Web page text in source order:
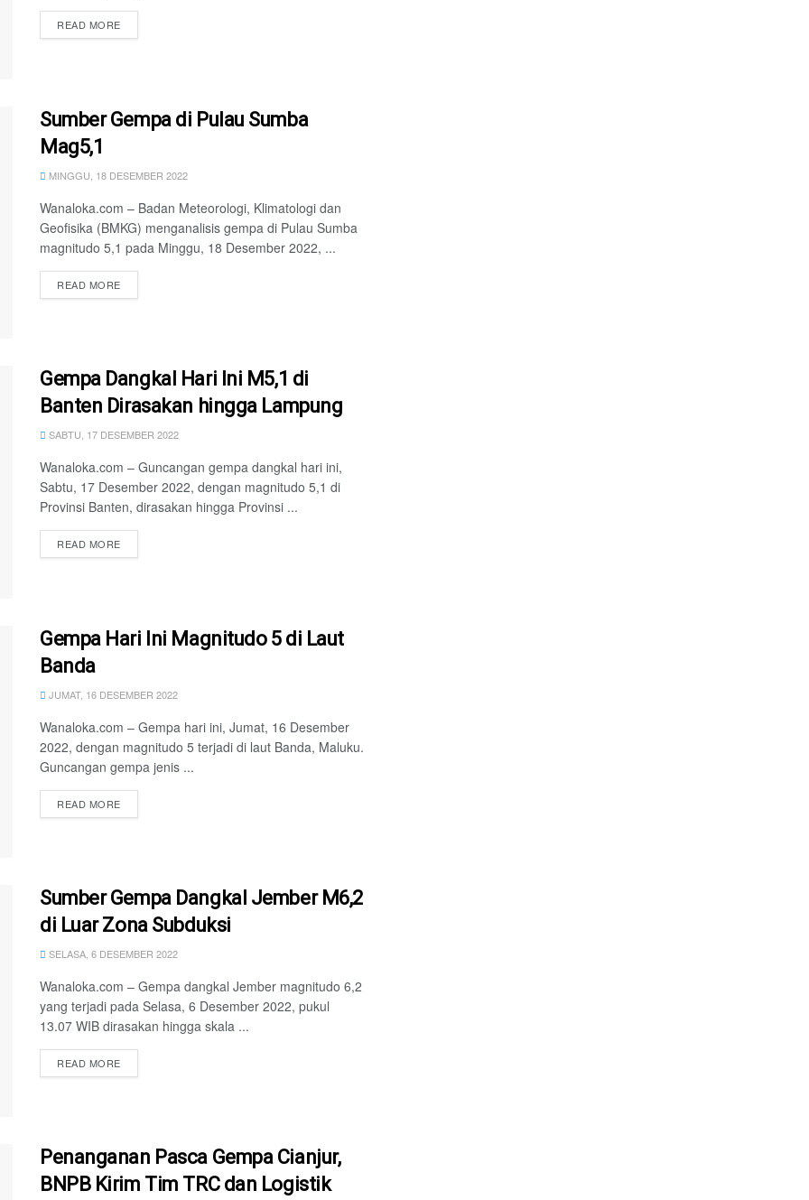
READ MORE
Sumber Gempa di Pulau Sumba
Mag5,1
MINGGU, 18 DESEMBER 2022
Wanaloka.com – Badan Meteorologi, Klimatologi dan
Geofisika (BMKG) menganalisis gempa di Pulau Sumba
magnitudo 5,1 pada Minggu, 18 Desember 2022, ...
READ MORE
Gempa Dangkal Hari Ini M5,1 di
Banten Dirasakan hingga Lampung
SABTU, 17 DESEMBER 2022
Wanaloka.com – Guncangan gempa dangkal hari ini,
Sabtu, 17 Desember 2022, dengan magnitudo 5,1 di
Provinsi Banten, dirasakan hingga Provinsi ...
READ MORE
Gempa Hari Ini Magnitudo 5 di Laut
Banda
JUMAT, 16 DESEMBER 2022
Wanaloka.com – Gempa hari ini, Jumat, 16 Desember
2022, dengan magnitudo 5 terjadi di laut Banda, Maluku.
Guncangan gempa jenis ...
READ MORE
Sumber Gempa Dangkal Jember M6,2
di Luar Zona Subduksi
SELASA, 6 DESEMBER 2022
Wanaloka.com – Gempa dangkal Jember magnitudo 6,2
yang terjadi pada Selasa, 6 Desember 2022, pukul
13.07 WIB dirasakan hingga skala ...
READ MORE
Penanganan Pasca Gempa Cianjur,
BNPB Kirim Tim TRC dan Logistik